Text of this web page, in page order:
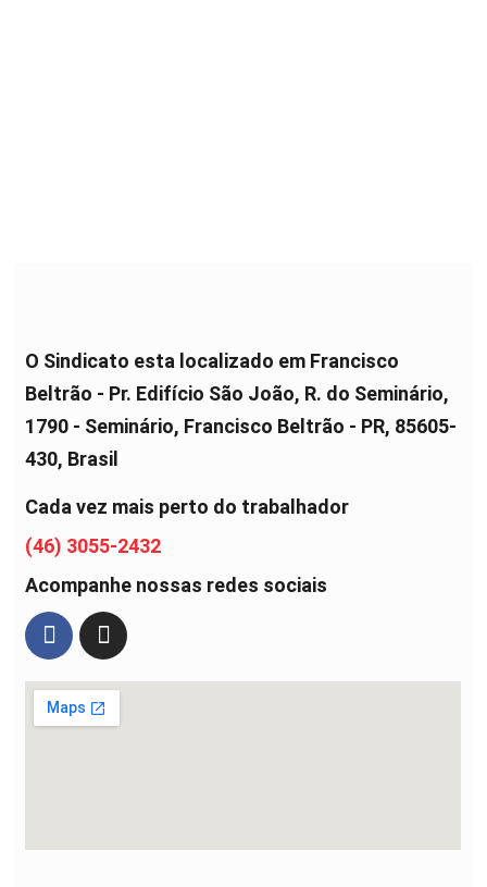
O Sindicato esta localizado em Francisco
Beltrão - Pr. Edifício São João, R. do Seminário,
1790 - Seminário, Francisco Beltrão - PR, 85605-
430, Brasil
Cada vez mais perto do trabalhador
(46) 3055-2432
Acompanhe nossas redes sociais